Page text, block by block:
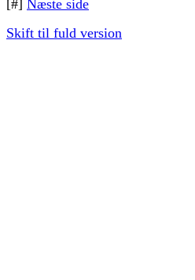
[#] Næste side
Skift til fuld version